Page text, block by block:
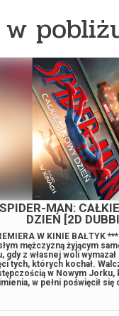
SPIDER-MAN:
DZIEŃ [2D
W KINIE BAŁTYK
mężczyzną żyjącym
gdy z własnej woli wymazał
tych, których kochał.
w Nowym Jorku,
w pełni poświęcił
wymagania
wywołuje zaskakującą
jego istnieniu,...